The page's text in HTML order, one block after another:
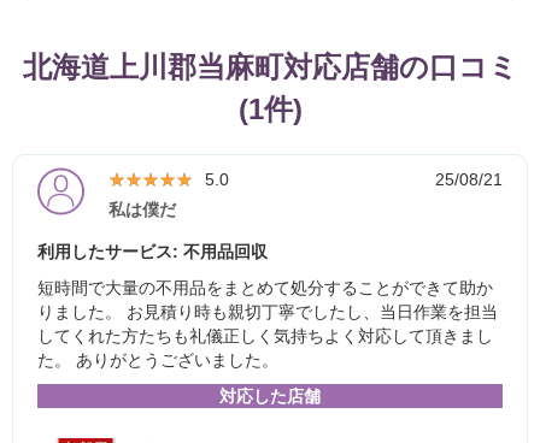
北海道上川郡当麻町対応店舗の口コミ
(1件)
★★★★★
★★★★★ 5.0
25/08/21
私は僕だ
利用したサービス: 不用品回収
短時間で大量の不用品をまとめて処分することができて助か
りました。 お見積り時も親切丁寧でしたし、当日作業を担当
してくれた方たちも礼儀正しく気持ちよく対応して頂きまし
た。 ありがとうございました。
対応した店舗